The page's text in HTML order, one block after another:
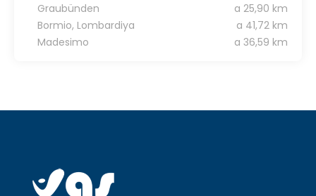
Graubünden
a 25,90 km
Bormio, Lombardiya
a 41,72 km
Madesimo
a 36,59 km